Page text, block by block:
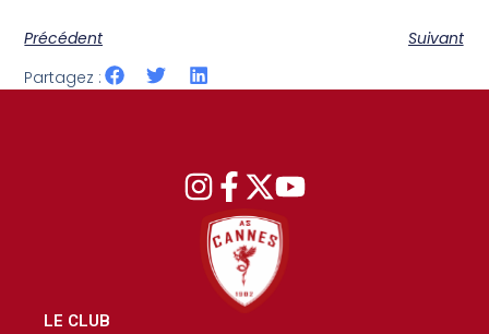
Précédent
Suivant
Partagez :
LE CLUB